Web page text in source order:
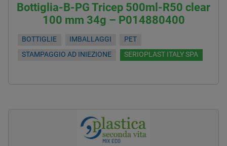
Bottiglia-B-PG Tricep 500ml-R50 clear
100 mm 34g – P014880400
BOTTIGLIE IMBALLAGGI
PET
STAMPAGGIO AD INIEZIONE
SERIOPLAST ITALY SPA